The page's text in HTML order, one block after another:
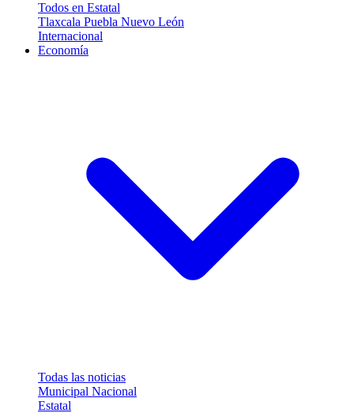
Todos en Estatal
Tlaxcala Puebla Nuevo León
Internacional
Economía
Todas las noticias
Municipal Nacional
Estatal